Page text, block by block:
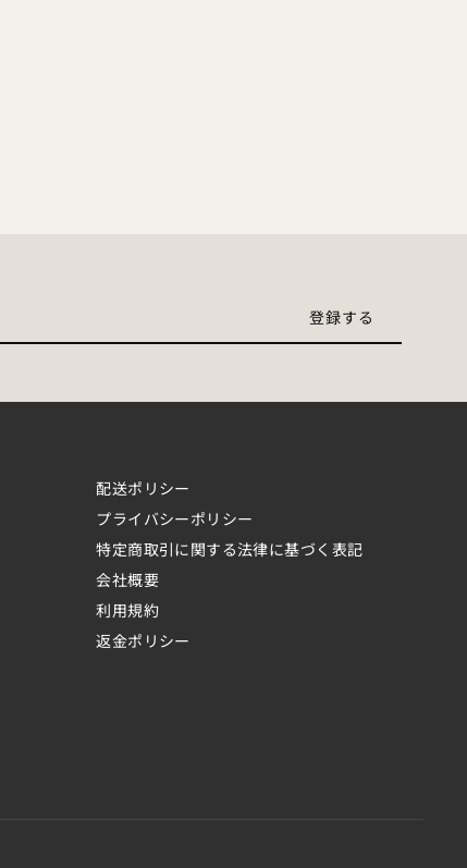
配送ポリシー
プライバシーポリシー
特定商取引に関する法律に基づく表記
会社概要
利用規約
返金ポリシー